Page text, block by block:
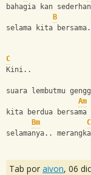
bahagia kan
B
selama kita
C
Kini..
suara lembutmu
Am
kita berdua bersama
Bm
C
selamanya..
Tab por aivon, 06